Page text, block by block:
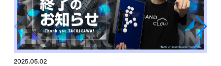
2025.05.02